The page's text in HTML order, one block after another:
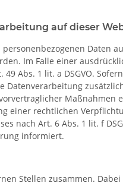
auf dieser
Daten
Im Falle einer
Abs. 1 lit. a DSGVO.
Maßnahmen
einer rechtlichen
nach Art. 6 Abs. 1 lit. f
informiert.
Stellen zusammen.